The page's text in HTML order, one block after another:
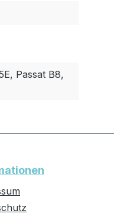
Passat B8,